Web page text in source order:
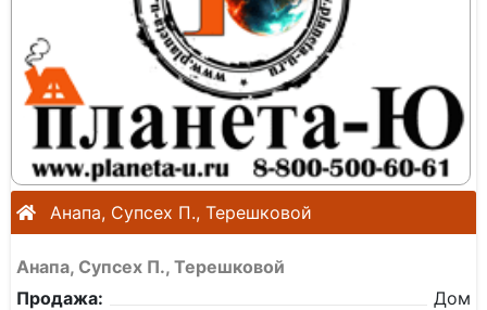
Анапа, Супсех П., Терешковой
Анапа, Супсех П., Терешковой
Продажа:
Дом